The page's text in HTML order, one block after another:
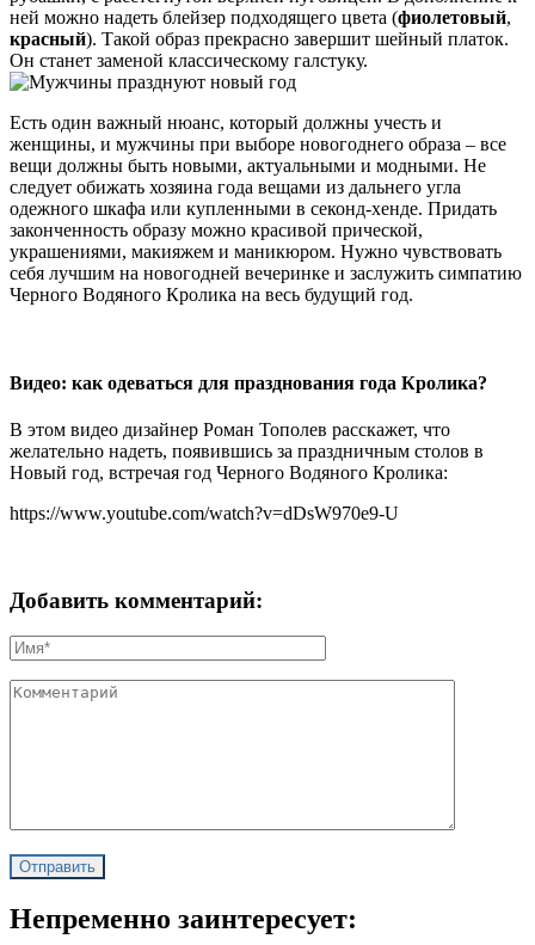
ней можно надеть блейзер подходящего цвета (фиолетовый,
красный). Такой образ прекрасно завершит шейный платок.
Он станет заменой классическому галстуку.
Есть один важный нюанс, который должны учесть и
женщины, и мужчины при выборе новогоднего образа – все
вещи должны быть новыми, актуальными и модными. Не
следует обижать хозяина года вещами из дальнего угла
одежного шкафа или купленными в секонд-хенде. Придать
законченность образу можно красивой прической,
украшениями, макияжем и маникюром. Нужно чувствовать
себя лучшим на новогодней вечеринке и заслужить симпатию
Черного Водяного Кролика на весь будущий год.
Видео: как одеваться для празднования года Кролика?
В этом видео дизайнер Роман Тополев расскажет, что
желательно надеть, появившись за праздничным столов в
Новый год, встречая год Черного Водяного Кролика:
https://www.youtube.com/watch?v=dDsW970e9-U
Добавить комментарий:
Непременно заинтересует: